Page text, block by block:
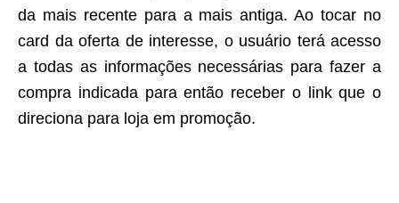
da mais recente para a mais antiga. Ao tocar no
card da oferta de interesse, o usuário terá acesso
a todas as informações necessárias para fazer a
compra indicada para então receber o link que o
direciona para loja em promoção.